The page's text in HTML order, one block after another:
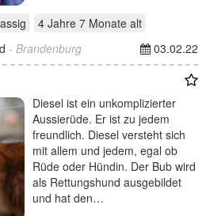
4 Jahre 7 Monate alt
- Brandenburg 03.02.22
Diesel ist ein unkomplizierter
Aussierüde. Er ist zu jedem
freundlich. Diesel versteht sich
mit allem und jedem, egal ob
Rüde oder Hündin. Der Bub wird
als Rettungshund ausgebildet
und hat den…